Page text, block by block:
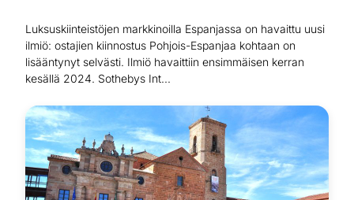
Luksuskiinteistöjen markkinoilla Espanjassa on havaittu uusi
ilmiö: ostajien kiinnostus Pohjois-Espanjaa kohtaan on
lisääntynyt selvästi. Ilmiö havaittiin ensimmäisen kerran
kesällä 2024. Sothebys Int...